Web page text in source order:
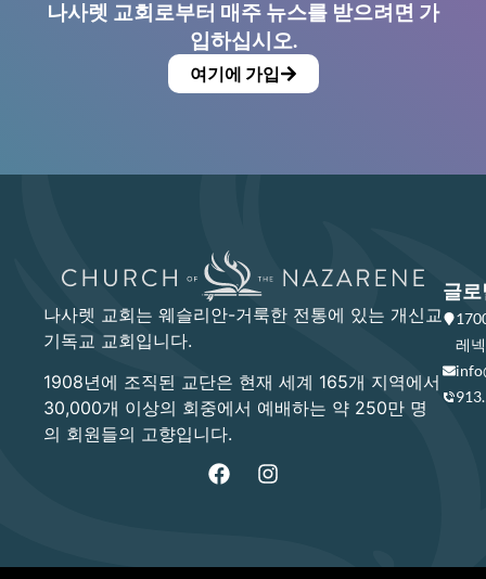
나사렛 교회로부터 매주 뉴스를 받으려면 가
입하십시오.
여기에 가입
나사렛 교회는 웨슬리안-거룩한 전통에 있는 개신교
기독교 교회입니다.
1908년에 조직된 교단은 현재 세계 165개 지역에서
30,000개 이상의 회중에서 예배하는 약 250만 명
의 회원들의 고향입니다.
글로
레